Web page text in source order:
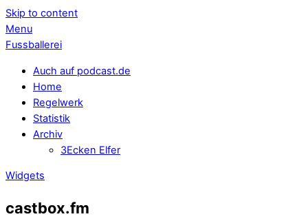
Skip to content
Menu
Fussballerei
Auch auf podcast.de
Home
Regelwerk
Statistik
Archiv
3Ecken Elfer
Widgets
castbox.fm